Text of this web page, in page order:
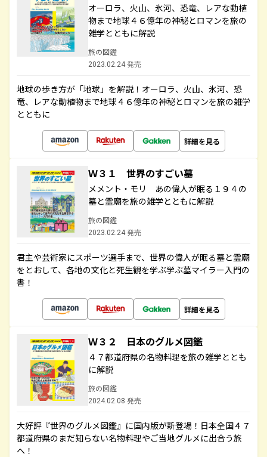
オーロラ、火山、氷河、恐竜、レアな動植
物まで地球４６億年の神秘とロマンを旅の
雑学とともに解説
旅の図鑑
2023.02.24 発売
地球の歩き方が「地球」を解説！オーロラ、火山、氷河、恐
竜、レアな動植物まで地球４６億年の神秘とロマンを旅の雑学
とともに
詳細を見る
Ｗ３１ 世界のすごい墓
メメント・モリ あの偉人が眠る１９４の
墓と霊廟を旅の雑学とともに解説
旅の図鑑
2023.02.24 発売
君主や芸術家にスポーツ選手まで、世界の偉人が眠る墓と霊廟
をとおして、各地の文化と死生観を学ぶ学ぶ墓マイラー入門の
書！
詳細を見る
Ｗ３２ 日本のグルメ図鑑
４７都道府県の名物料理を旅の雑学ととも
に解説
旅の図鑑
2024.02.08 発売
大好評『世界のグルメ図鑑』に国内版が新登場！日本全国４７
都道府県のまだ知らない名物料理やご当地グルメに出合う旅
へ！